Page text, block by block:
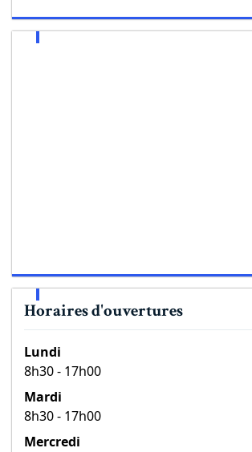
Horaires d'ouvertures
Lundi
8h30 - 17h00
Mardi
8h30 - 17h00
Mercredi